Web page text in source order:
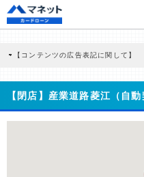
【コンテンツの広告表記に関して】
商品を根拠なくPRするものではなく
どに基づき、公平性を担保した情報提
>提携企業一覧
【閉店】産業道路菱江（自動